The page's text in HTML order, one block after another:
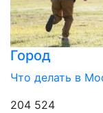
Город
Что делать в
204 524